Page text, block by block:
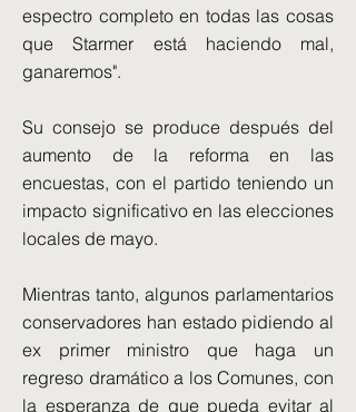
espectro completo en todas las cosas
que Starmer está haciendo mal,
ganaremos".
Su consejo se produce después del
aumento de la reforma en las
encuestas, con el partido teniendo un
impacto significativo en las elecciones
locales de mayo.
Mientras tanto, algunos parlamentarios
conservadores han estado pidiendo al
ex primer ministro que haga un
regreso dramático a los Comunes, con
la esperanza de que pueda evitar al